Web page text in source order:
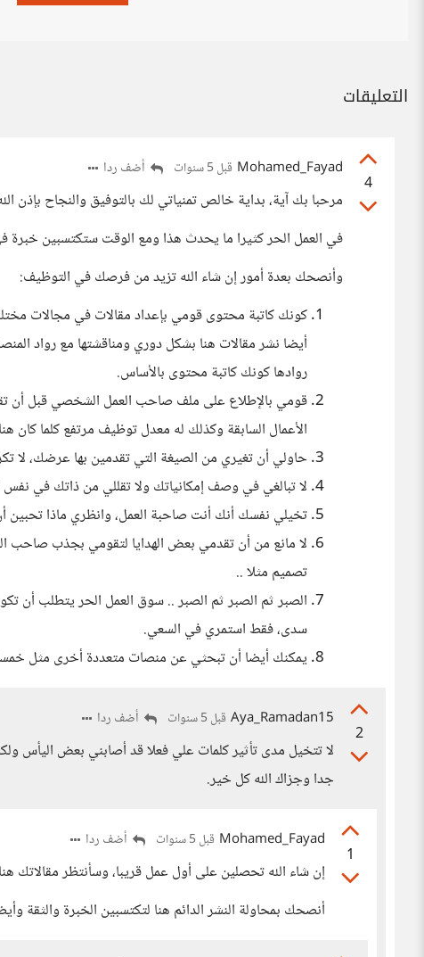
التعليقات
4
Mohamed_Fayad قبل 5 سنوات أضف ردا
مرحبا بك آية، بداية خالص تمنياتي لك بالتوفيق والنجاح بإذن
في العمل الحر كثيرا ما يحدث هذا ومع الوقت ستكتسبين خبرة
وأنصحك بعدة أمور إن شاء الله تزيد من فرصك في التوظيف:
كونك كاتبة محتوى قومي بإعداد مقالات في مجالات
أيضا نشر مقالات هنا بشكل دوري ومناقشتها مع رواد
روادها كونك كاتبة محتوى بالأساس.
قومي بالإطلاع على ملف صاحب العمل الشخصي قبل أن
الأعمال السابقة وكذلك له معدل توظيف مرتفع كلما
حاولي أن تغيري من الصيغة التي تقدمين بها عرضك، لا
لا تبالغي في وصف إمكانياتك ولا تقللي من ذاتك في
تخيلي نفسك أنك أنت صاحبة العمل، وانظري ماذا
لا مانع من أن تقدمي بعض الهدايا لتقومي بجذب صاحب
تصميم مثلا ..
الصبر ثم الصبر ثم الصبر .. سوق العمل الحر يتطلب أن
سدى، فقط استمري في السعي.
يمكنك أيضا أن تبحثي عن منصات متعددة أخرى مثل
2
Aya_Ramadan15 قبل 5 سنوات أضف ردا
لا تتخيل مدى تأثير كلمات علي فعلا قد أصابني بعض اليأس
جدا وجزاك الله كل خير.
1
Mohamed_Fayad قبل 5 سنوات أضف ردا
إن شاء الله تحصلين على أول عمل قريبا، وسأنتظر مقالاتك
أنصحك بمحاولة النشر الدائم هنا لتكتسبين الخبرة والثقة